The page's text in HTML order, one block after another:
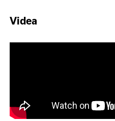
Videa